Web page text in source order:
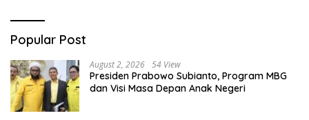
Popular Post
August 2, 2026 54 View
Presiden Prabowo Subianto, Program MBG
dan Visi Masa Depan Anak Negeri